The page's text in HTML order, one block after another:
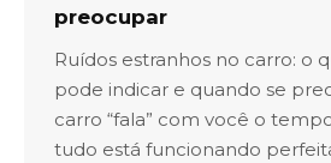
preocupar
Ruídos estranhos no carro: o
pode indicar e quando se
carro “fala” com você o
tudo está funcionando